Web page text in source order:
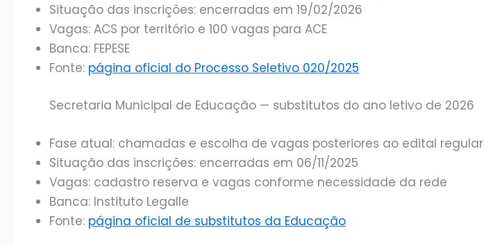
Situação das inscrições: encerradas em 19/02/2026
Vagas: ACS por território e 100 vagas para ACE
Banca: FEPESE
Fonte: página oficial do Processo Seletivo 020/2025
Secretaria Municipal de Educação — substitutos do ano letivo de 2026
Fase atual: chamadas e escolha de vagas posteriores ao edital regular
Situação das inscrições: encerradas em 06/11/2025
Vagas: cadastro reserva e vagas conforme necessidade da rede
Banca: Instituto Legalle
Fonte: página oficial de substitutos da Educação